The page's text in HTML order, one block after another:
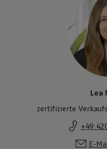
Lea
zertifizierte
+49
E-